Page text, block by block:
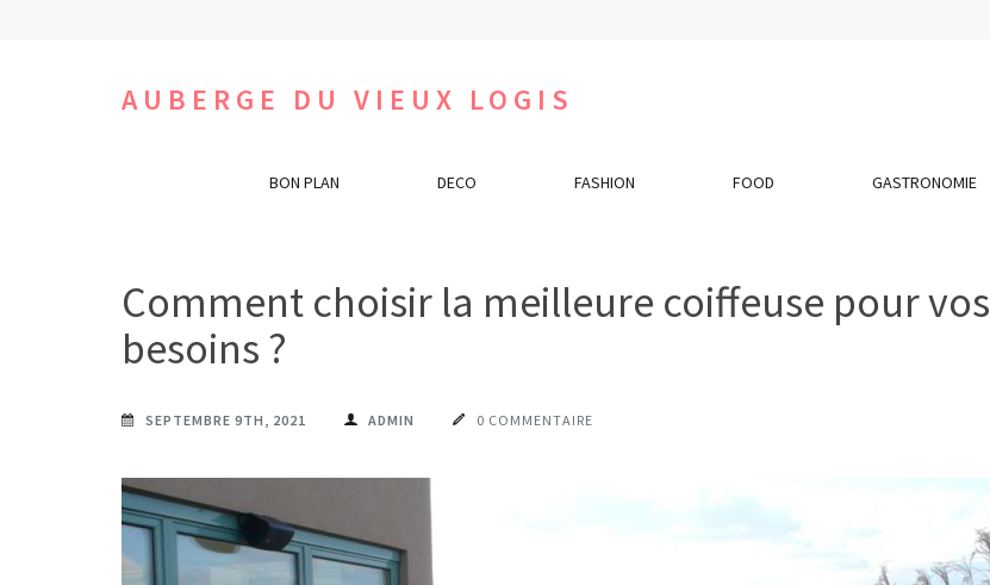
AUBERGE DU VIEUX LOGIS
BON PLAN DECO FASHION FOOD GASTRONOMIE
Comment choisir la meilleure coiffeuse pour vos
besoins ?
SEPTEMBRE 9TH, 2021 ADMIN 0 COMMENTAIRE